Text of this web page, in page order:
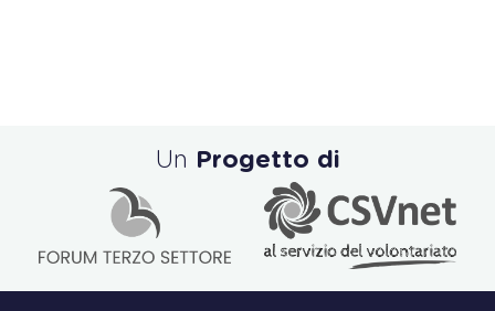
Un Progetto di